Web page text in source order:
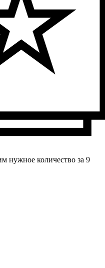
нужное количество за 9